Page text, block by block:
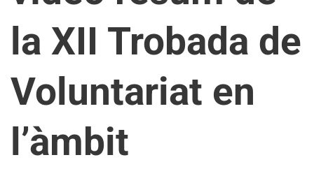
la XII Trobada de
Voluntariat en
l’àmbit